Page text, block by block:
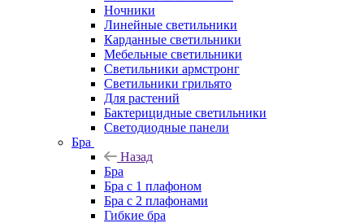
Ночники
Линейные светильники
Карданные светильники
Мебельные светильники
Светильники армстронг
Светильники грильято
Для растений
Бактерицидные светильники
Светодиодные панели
Бра
Назад
Бра
Бра с 1 плафоном
Бра с 2 плафонами
Гибкие бра